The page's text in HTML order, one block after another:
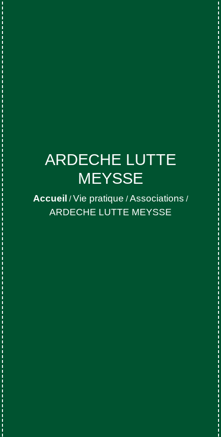
ARDECHE LUTTE
MEYSSE
Accueil /Vie pratique /Associations /
ARDECHE LUTTE MEYSSE